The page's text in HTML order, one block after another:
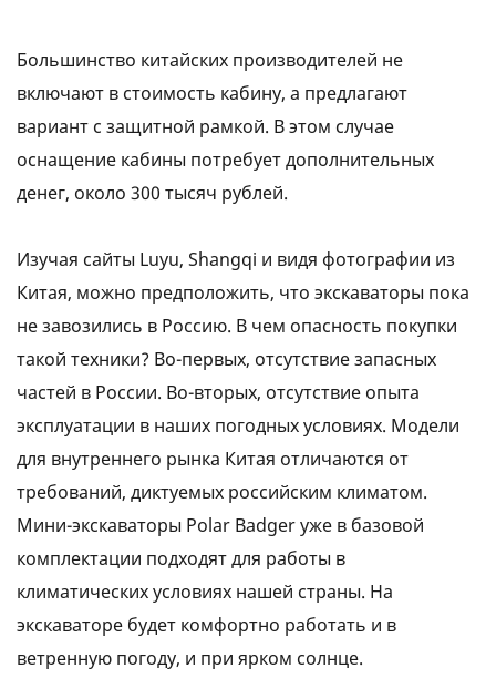
Большинство китайских производителей не
включают в стоимость кабину, а предлагают
вариант с защитной рамкой. В этом случае
оснащение кабины потребует дополнительных
денег, около 300 тысяч рублей.
Изучая сайты Luyu, Shangqi и видя фотографии из
Китая, можно предположить, что экскаваторы пока
не завозились в Россию. В чем опасность покупки
такой техники? Во-первых, отсутствие запасных
частей в России. Во-вторых, отсутствие опыта
эксплуатации в наших погодных условиях. Модели
для внутреннего рынка Китая отличаются от
требований, диктуемых российским климатом.
Мини-экскаваторы Polar Badger уже в базовой
комплектации подходят для работы в
климатических условиях нашей страны. На
экскаваторе будет комфортно работать и в
ветренную погоду, и при ярком солнце.